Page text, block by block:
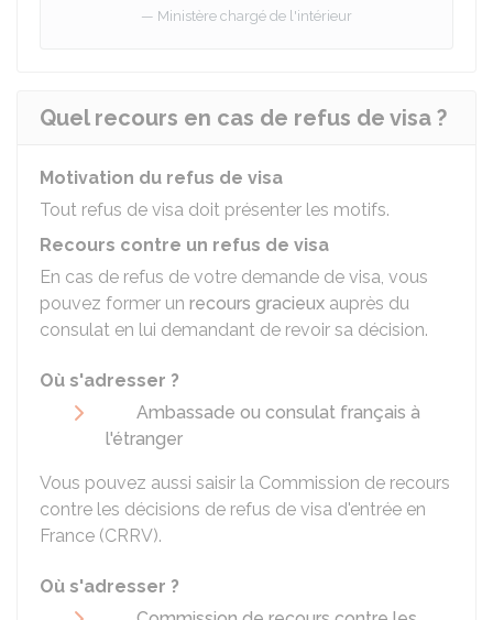
Ministère chargé de l'intérieur
Quel recours en cas de refus de visa ?
Motivation du refus de visa
Tout refus de visa doit présenter les motifs.
Recours contre un refus de visa
En cas de refus de votre demande de visa, vous
pouvez former un recours gracieux auprès du
consulat en lui demandant de revoir sa décision.
Où s'adresser ?
Ambassade ou consulat français à
l'étranger
Vous pouvez aussi saisir la Commission de recours
contre les décisions de refus de visa d'entrée en
France (CRRV).
Où s'adresser ?